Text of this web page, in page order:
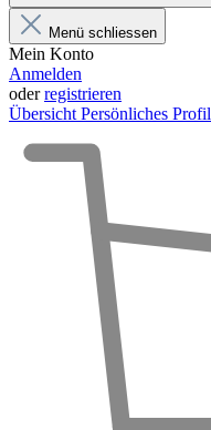
Menü schliessen
Mein Konto
Anmelden
oderregistrieren
Übersicht Persönliches Profil